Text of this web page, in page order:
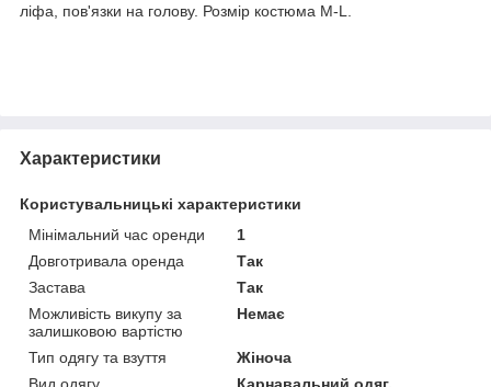
ліфа, пов'язки на голову. Розмір костюма М-L.
Характеристики
Користувальницькі характеристики
Мінімальний час оренди
1
Довготривала оренда
Так
Застава
Так
Можливість викупу за
залишковою вартістю
Немає
Тип одягу та взуття
Жіноча
Вид одягу
Карнавальний одяг,